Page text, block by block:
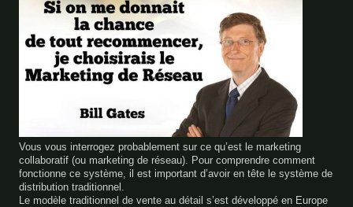
Vous vous interrogez probablement sur ce qu’est le marketing
collaboratif (ou marketing de réseau). Pour comprendre comment
fonctionne ce système, il est important d’avoir en tête le système de
distribution traditionnel.
Le modèle traditionnel de vente au détail s’est développé en Europe